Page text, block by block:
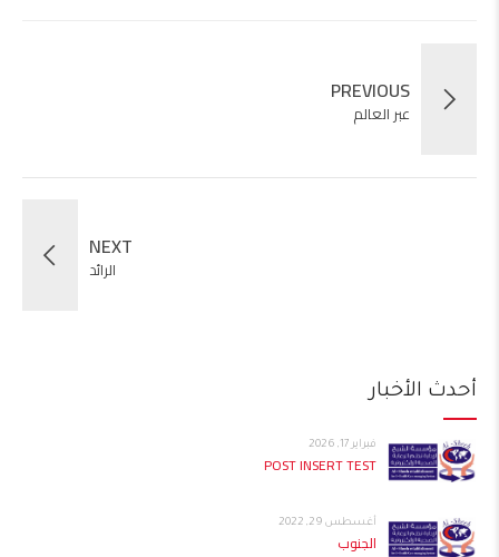
PREVIOUS
عبر العالم
NEXT
الرائد
أحدث الأخبار
فبراير 17, 2026
POST INSERT TEST
أغسطس 29, 2022
الجنوب